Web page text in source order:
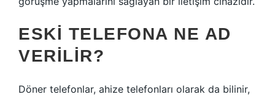
ESKI TELEFONA NE AD
VERILIR?
Döner telefonlar, ahize telefonları olarak da bilinir,